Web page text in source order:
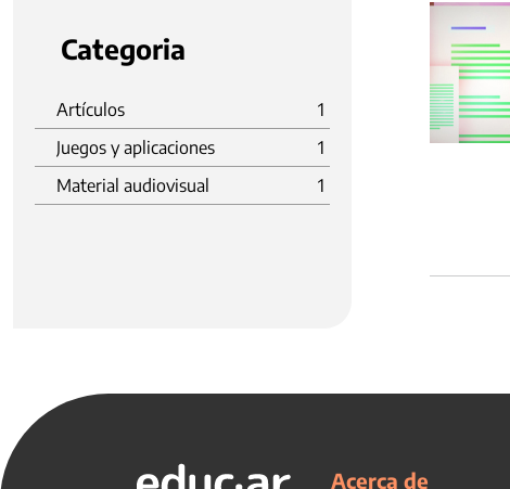
Categoria
Artículos
1
Juegos y aplicaciones
1
Material audiovisual
1
Acerca de